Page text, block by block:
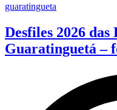
guaratingueta
Desfiles 2026 das
Guaratinguetá –